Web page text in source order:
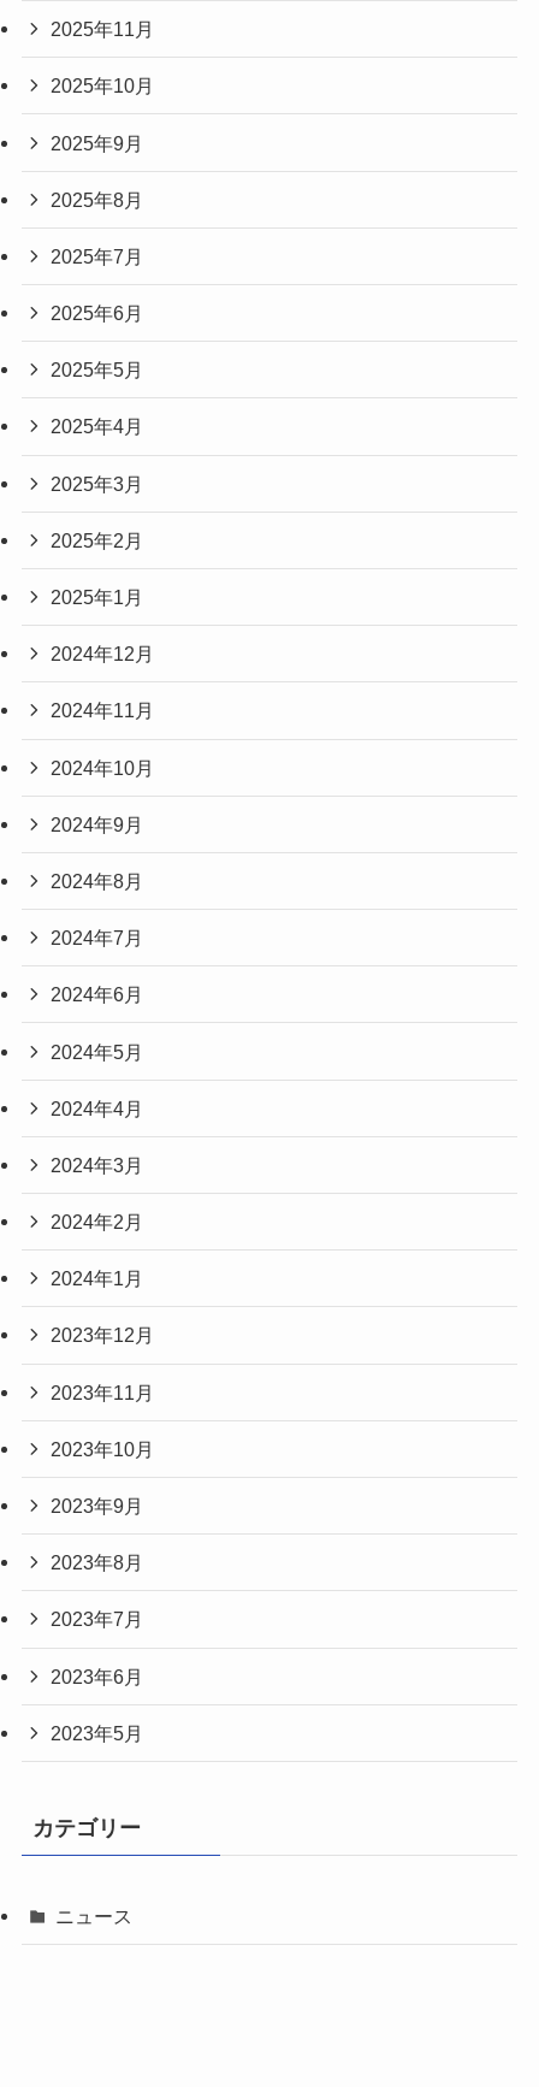
2025年11月
2025年10月
2025年9月
2025年8月
2025年7月
2025年6月
2025年5月
2025年4月
2025年3月
2025年2月
2025年1月
2024年12月
2024年11月
2024年10月
2024年9月
2024年8月
2024年7月
2024年6月
2024年5月
2024年4月
2024年3月
2024年2月
2024年1月
2023年12月
2023年11月
2023年10月
2023年9月
2023年8月
2023年7月
2023年6月
2023年5月
カテゴリー
ニュース